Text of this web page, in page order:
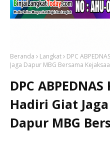
Beranda Langkat
DPC
Jaga Dapur MBG Bersama
DPC
Hadiri Giat
Dapur MBG